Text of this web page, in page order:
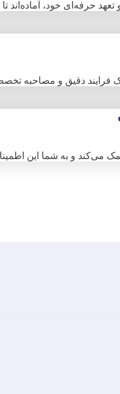
تعهد حرفه‌ای خود،
فرایند دقیق و مصاحبه
می‌کند و به شما این